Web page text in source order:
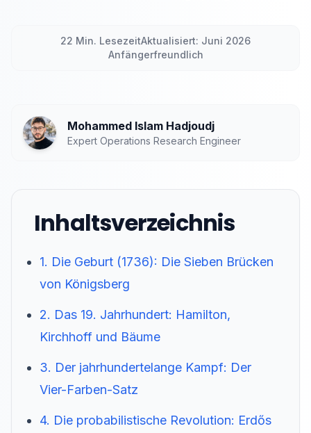
22 Min. LesezeitAktualisiert: Juni 2026
Anfängerfreundlich
Mohammed Islam Hadjoudj
Expert Operations Research Engineer
Inhaltsverzeichnis
1. Die Geburt (1736): Die Sieben Brücken
von Königsberg
2. Das 19. Jahrhundert: Hamilton,
Kirchhoff und Bäume
3. Der jahrhundertelange Kampf: Der
Vier-Farben-Satz
4. Die probabilistische Revolution: Erdős